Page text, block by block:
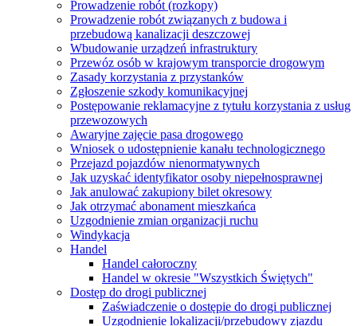
Prowadzenie robót (rozkopy)
Prowadzenie robót związanych z budowa i
przebudową kanalizacji deszczowej
Wbudowanie urządzeń infrastruktury
Przewóz osób w krajowym transporcie drogowym
Zasady korzystania z przystanków
Zgłoszenie szkody komunikacyjnej
Postępowanie reklamacyjne z tytułu korzystania z usług
przewozowych
Awaryjne zajęcie pasa drogowego
Wniosek o udostępnienie kanału technologicznego
Przejazd pojazdów nienormatywnych
Jak uzyskać identyfikator osoby niepełnosprawnej
Jak anulować zakupiony bilet okresowy
Jak otrzymać abonament mieszkańca
Uzgodnienie zmian organizacji ruchu
Windykacja
Handel
Handel całoroczny
Handel w okresie "Wszystkich Świętych"
Dostęp do drogi publicznej
Zaświadczenie o dostępie do drogi publicznej
Uzgodnienie lokalizacji/przebudowy zjazdu